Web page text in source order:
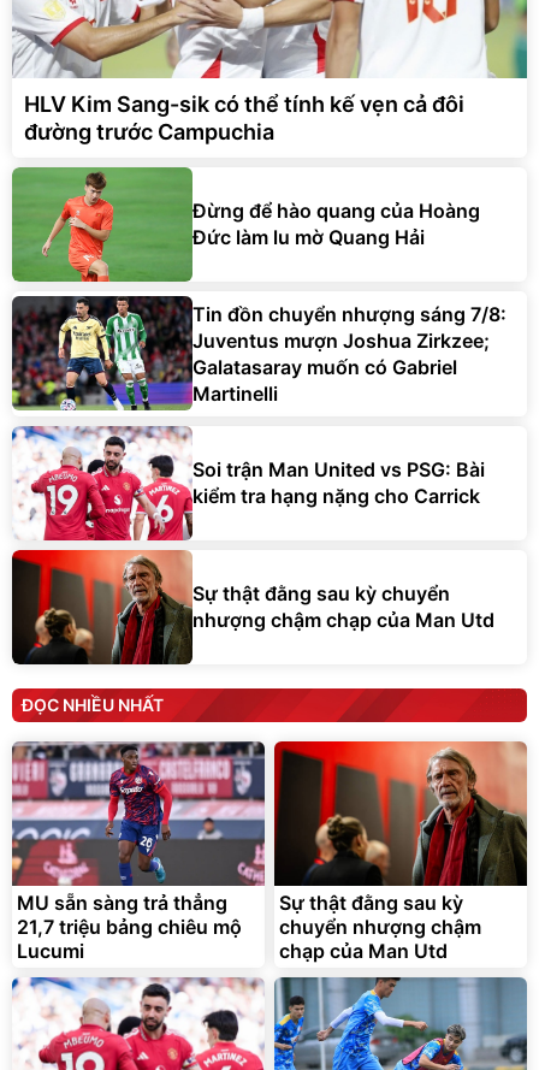
HLV Kim Sang-sik có thể tính kế vẹn cả đôi
đường trước Campuchia
Đừng để hào quang của Hoàng
Đức làm lu mờ Quang Hải
Tin đồn chuyển nhượng sáng 7/8:
Juventus mượn Joshua Zirkzee;
Galatasaray muốn có Gabriel
Martinelli
Soi trận Man United vs PSG: Bài
kiểm tra hạng nặng cho Carrick
Sự thật đằng sau kỳ chuyển
nhượng chậm chạp của Man Utd
ĐỌC NHIỀU NHẤT
MU sẵn sàng trả thẳng
21,7 triệu bảng chiêu mộ
Lucumi
Sự thật đằng sau kỳ
chuyển nhượng chậm
chạp của Man Utd